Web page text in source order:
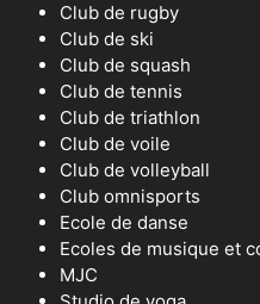
Club de rugby
Club de ski
Club de squash
Club de tennis
Club de triathlon
Club de voile
Club de volleyball
Club omnisports
Ecole de danse
Ecoles de musique et
MJC